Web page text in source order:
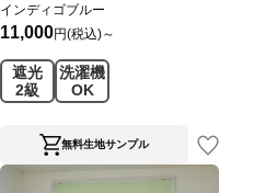
インディゴブルー
11,000円(税込)～
遮光
2級
洗濯機
OK
無料生地サンプル